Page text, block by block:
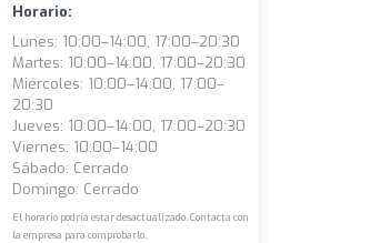
Horario:
Lunes: 10:00–14:00, 17:00–20:30
Martes: 10:00–14:00, 17:00–20:30
Miércoles: 10:00–14:00, 17:00–
20:30
Jueves: 10:00–14:00, 17:00–20:30
Viernes: 10:00–14:00
Sábado: Cerrado
Domingo: Cerrado
El horario podría estar desactualizado. Contacta con
la empresa para comprobarlo.